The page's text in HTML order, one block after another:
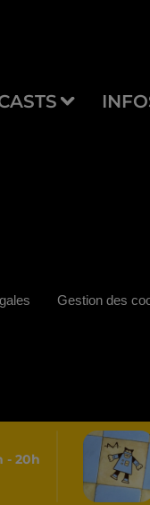
- 20h
Gestion des